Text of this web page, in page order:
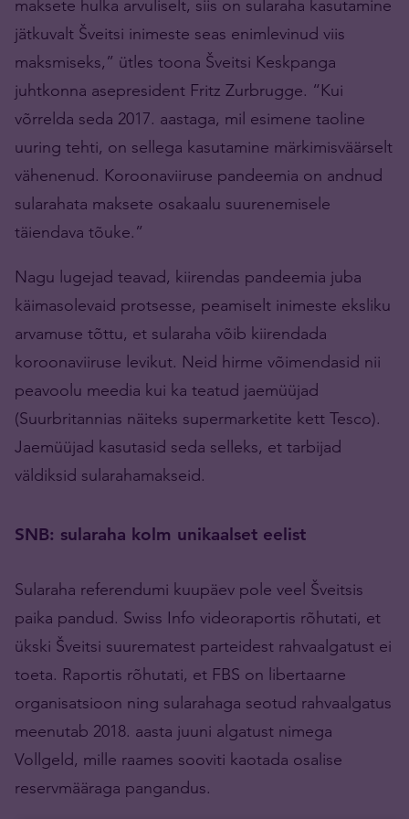
maksete hulka arvuliselt, siis on sularaha kasutamine
jätkuvalt Šveitsi inimeste seas enimlevinud viis
maksmiseks,” ütles toona Šveitsi Keskpanga
juhtkonna asepresident Fritz Zurbrugge. “Kui
võrrelda seda 2017. aastaga, mil esimene taoline
uuring tehti, on sellega kasutamine märkimisväärselt
vähenenud. Koroonaviiruse pandeemia on andnud
sularahata maksete osakaalu suurenemisele
täiendava tõuke.”
Nagu lugejad teavad, kiirendas pandeemia juba
käimasolevaid protsesse, peamiselt inimeste eksliku
arvamuse tõttu, et sularaha võib kiirendada
koroonaviiruse levikut. Neid hirme võimendasid nii
peavoolu meedia kui ka teatud jaemüüjad
(Suurbritannias näiteks supermarketite kett Tesco).
Jaemüüjad kasutasid seda selleks, et tarbijad
väldiksid sularahamakseid.
SNB: sularaha kolm unikaalset eelist
Sularaha referendumi kuupäev pole veel Šveitsis
paika pandud. Swiss Info videoraportis rõhutati, et
ükski Šveitsi suurematest parteidest rahvaalgatust ei
toeta. Raportis rõhutati, et FBS on libertaarne
organisatsioon ning sularahaga seotud rahvaalgatus
meenutab 2018. aasta juuni algatust nimega
Vollgeld, mille raames sooviti kaotada osalise
reservmääraga pangandus.